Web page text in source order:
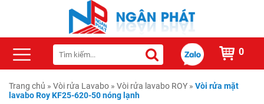
0
Trang chủ » Vòi rửa Lavabo » Vòi rửa lavabo ROY » Vòi rửa mặt
lavabo Roy KF25-620-50 nóng lạnh